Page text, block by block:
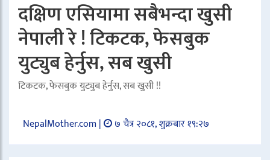
दक्षिण एसियामा सबैभन्दा खुसी
नेपाली रे ! टिकटक, फेसबुक
युट्युब हेर्नुस, सब खुसी
टिकटक, फेसबुक युट्युब हेर्नुस, सब खुसी !!
NepalMother.com | ७ चैत्र २०८१, शुक्रबार १९:२७